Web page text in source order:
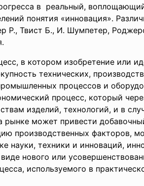
в реальный,
понятия «инновация».
Твист Б., И. Шумпетер,
в котором изобретение или
технических,
процессов и
процесс, который
изделий, технологий, и в
рынке может привести
производственных факторов,
техники и инноваций,
нового или
используемого в